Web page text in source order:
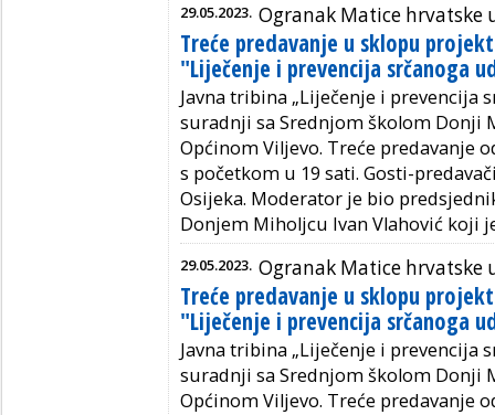
29.05.2023. Ogranak Matice hrvatske
Treće predavanje u sklopu
"Liječenje i prevencija srčanoga
Javna tribina „Liječenje i prevencija
suradnji sa Srednjom školom Donji
Općinom Viljevo. Treće predavanje
s početkom u 19 sati. Gosti-
Osijeka. Moderator je bio
Donjem Miholjcu Ivan Vlahović koji
29.05.2023. Ogranak Matice hrvatske
Treće predavanje u sklopu
"Liječenje i prevencija srčanoga
Javna tribina „Liječenje i prevencija
suradnji sa Srednjom školom Donji
Općinom Viljevo. Treće predavanje